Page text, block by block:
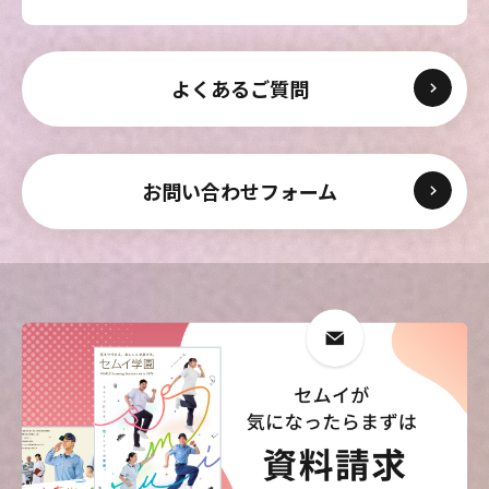
よくあるご質問
お問い合わせフォーム
東海医療科学
東海歯科医療
東海医療工学
専門学校
東海医療科学
東海歯科医療
東海医療工学
専門学校
東海医療科学
東海歯科医療
東海医療工学
専門学校
東海医療科学
東海歯科医療
東海医療工学
専門学校